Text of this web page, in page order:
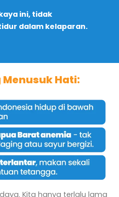
ini, tidak
dalam kelaparan.
Hati:
Kita hanya terlalu lama